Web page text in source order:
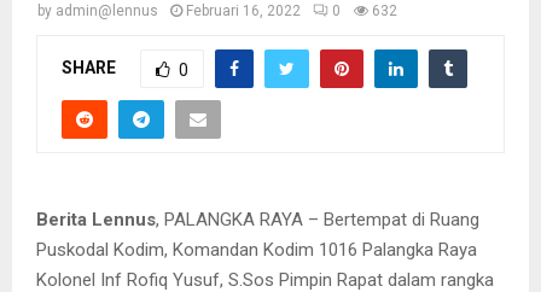
by admin@lennus Februari 16, 2022 0 632
SHARE 0
Berita Lennus, PALANGKA RAYA – Bertempat di Ruang
Puskodal Kodim, Komandan Kodim 1016 Palangka Raya
Kolonel Inf Rofiq Yusuf, S.Sos Pimpin Rapat dalam rangka